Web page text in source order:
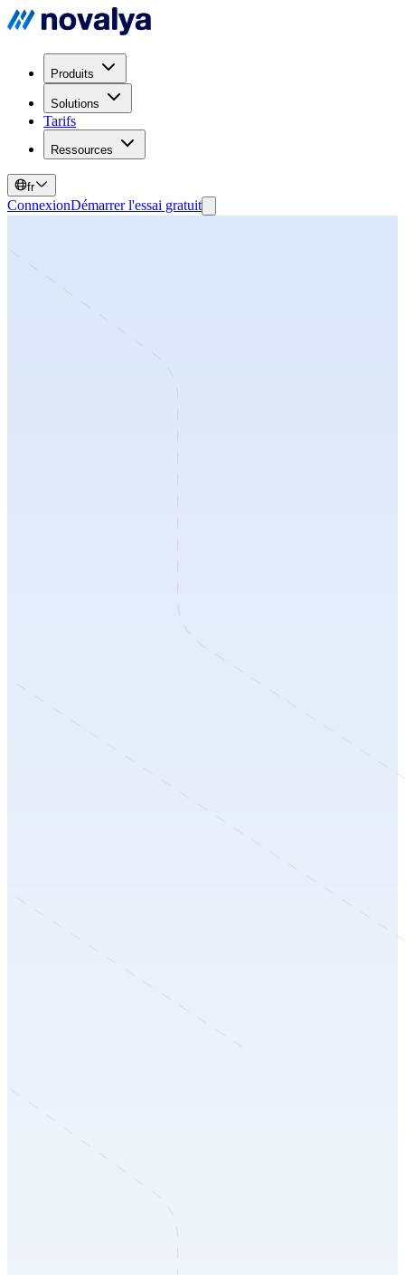
Produits
Solutions
Tarifs
Ressources
fr
ConnexionDémarrer l'essai gratuit